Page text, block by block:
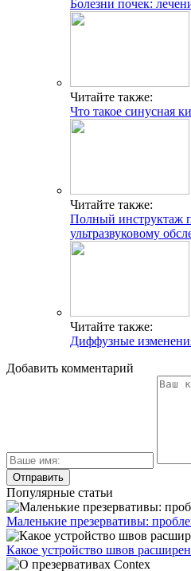
Болезни почек:
Читайте также:
Что такое синусная
Читайте также:
Полный инструктаж
ультразвуковому
Читайте также:
Диффузные
Добавить комментарий
Популярные статьи
Маленькие презервативы:
Какое устройство швов